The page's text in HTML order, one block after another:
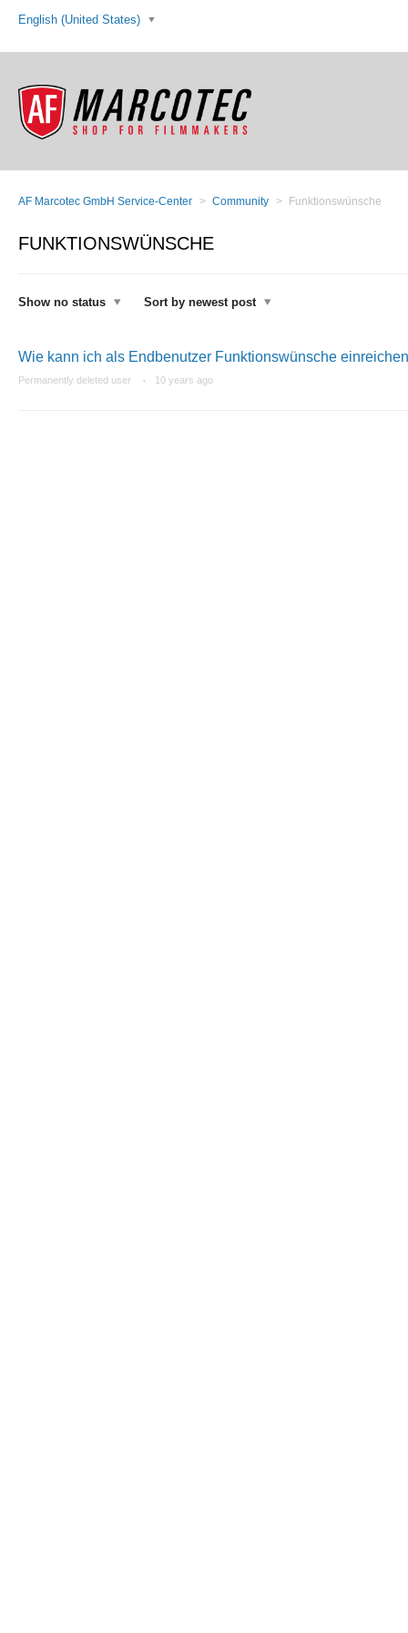
English (United States)
AF Marcotec GmbH Service-Center Community Funktionswünsche
FUNKTIONSWÜNSCHE
Show no status Sort by newest post
Wie kann ich als Endbenutzer Funktionswünsche
Permanently deleted user 10 years ago